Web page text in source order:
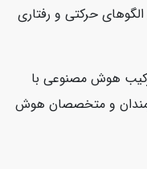
حرکتی و رفتاری
هوش مصنوعی با
و متخصصان هوش